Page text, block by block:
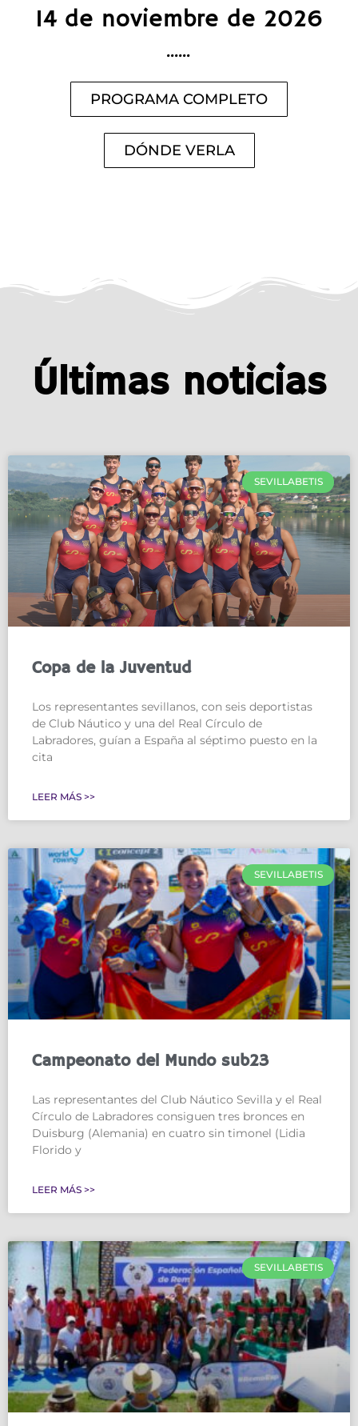
14 de noviembre de 2026
……
PROGRAMA COMPLETO
DÓNDE VERLA
Últimas noticias
SEVILLABETIS
Copa de la Juventud
Los representantes sevillanos, con seis deportistas
de Club Náutico y una del Real Círculo de
Labradores, guían a España al séptimo puesto en la
cita
LEER MÁS >>
SEVILLABETIS
Campeonato del Mundo sub23
Las representantes del Club Náutico Sevilla y el Real
Círculo de Labradores consiguen tres bronces en
Duisburg (Alemania) en cuatro sin timonel (Lidia
Florido y
LEER MÁS >>
SEVILLABETIS